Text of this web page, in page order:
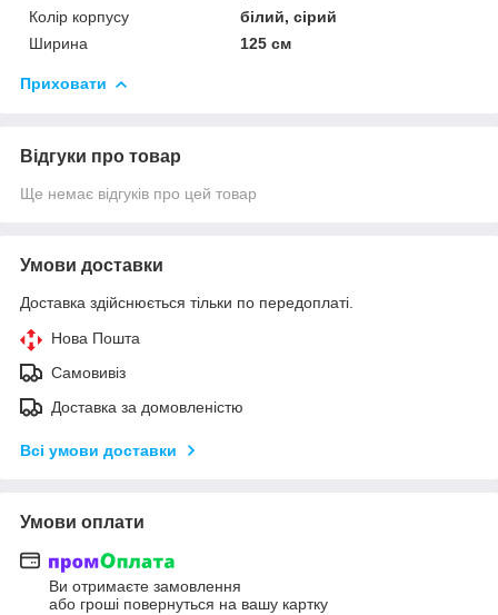
Колір корпусу
білий, сірий
Ширина
125 см
Приховати
Відгуки про товар
Ще немає відгуків про цей товар
Умови доставки
Доставка здійснюється тільки по передоплаті.
Нова Пошта
Самовивіз
Доставка за домовленістю
Всі умови доставки
Умови оплати
Ви отримаєте замовлення
або гроші повернуться на вашу картку